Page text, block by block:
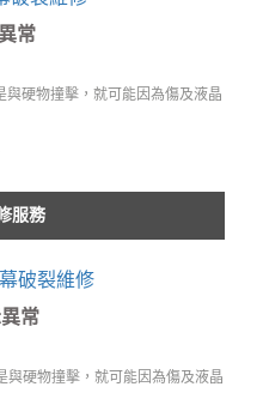
常
硬物撞擊，就可能因為傷及液晶
服務
常
與硬物撞擊，就可能因為傷及液晶